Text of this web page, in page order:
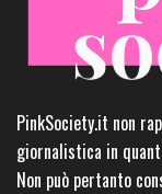
PinkSociety.it non
giornalistica in
Non può pertanto